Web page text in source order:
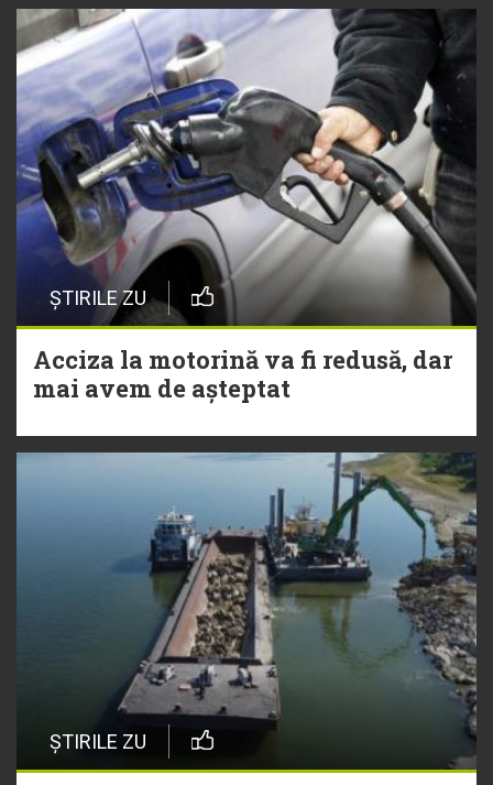
ȘTIRILE ZU
Acciza la motorină va fi redusă, dar
mai avem de așteptat
ȘTIRILE ZU